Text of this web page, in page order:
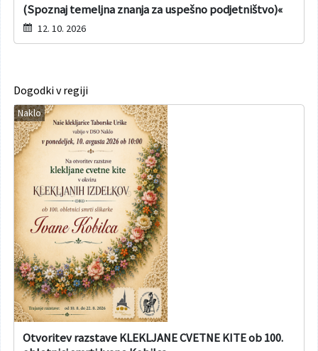
(Spoznaj temeljna znanja za uspešno podjetništvo)«
12. 10. 2026
Dogodki v regiji
Naklo
Otvoritev razstave KLEKLJANE CVETNE KITE ob 100.